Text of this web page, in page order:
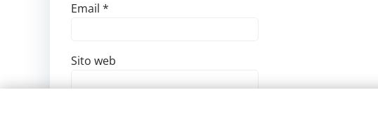
Email *
Sito web